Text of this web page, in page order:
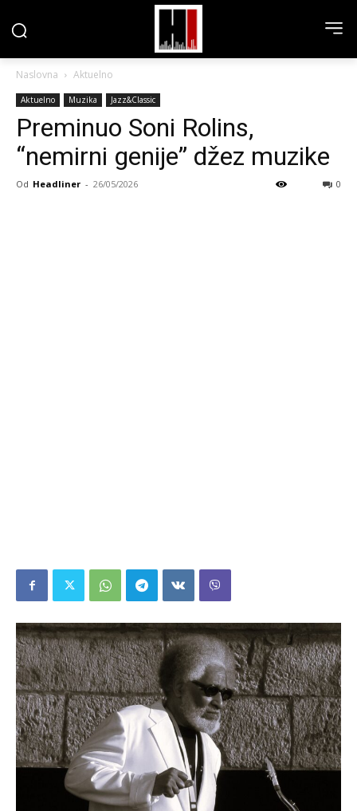
Naslovna Aktuelno
Aktuelno Muzika Jazz&Classic
Preminuo Soni Rolins,
“nemirni genije” džez muzike
Od Headliner - 26/05/2026 0